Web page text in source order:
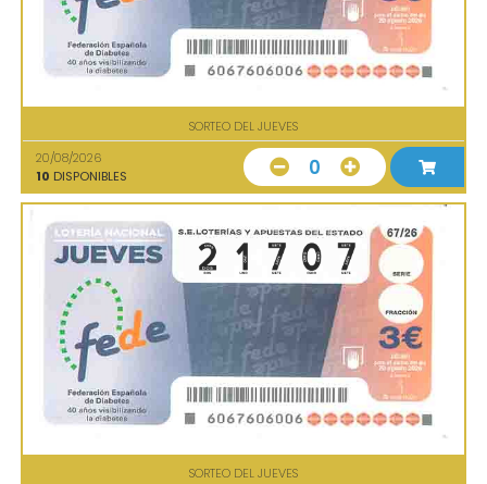
SORTEO DEL JUEVES
20/08/2026
10 DISPONIBLES 0
SORTEO DEL JUEVES